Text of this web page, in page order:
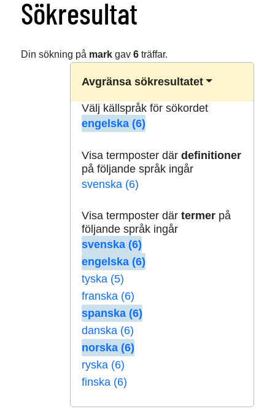
Sökresultat
Din sökning på markgav 6träffar.
Avgränsa sökresultatet
Välj källspråk för sökordet
engelska (6)
Visa termposter där definitioner
på följande språk ingår
svenska (6)
Visa termposter där termerpå
följande språk ingår
svenska (6)
engelska (6)
tyska (5)
franska (6)
spanska (6)
danska (6)
norska (6)
ryska (6)
finska (6)